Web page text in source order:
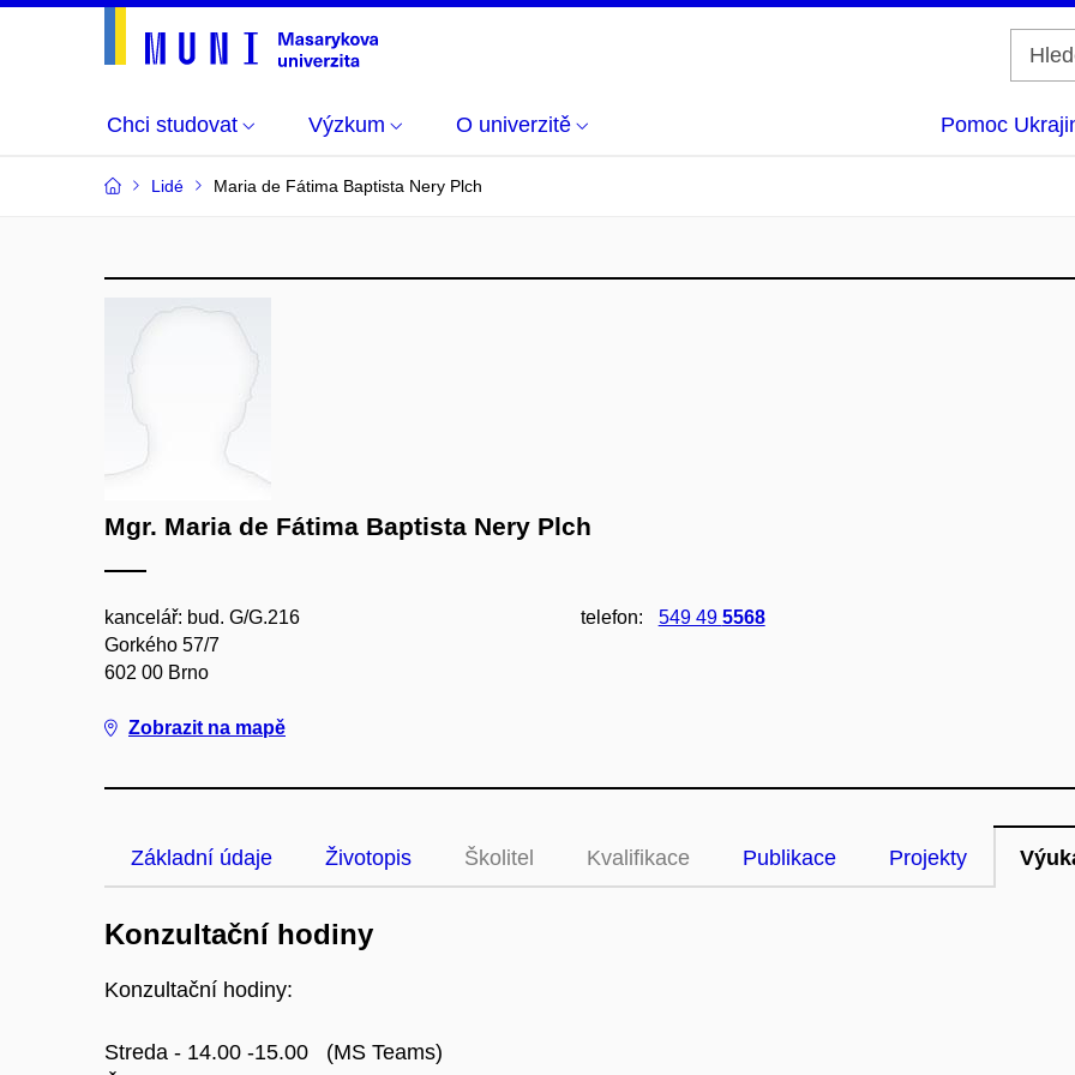
Chci studovat Výzkum O univerzitě Pomoc
Lidé Maria de Fátima Baptista Nery Plch
Mgr. Maria de Fátima Baptista Nery Plch
kancelář: bud. G/G.216
Gorkého 57/7
602 00 Brno
Zobrazit na mapě
telefon: 549 49 5568
Základní údaje Životopis Školitel Kvalifikace Publikace Projekty
Konzultační hodiny
Konzultační hodiny:
Streda - 14.00 -15.00 (MS Teams)